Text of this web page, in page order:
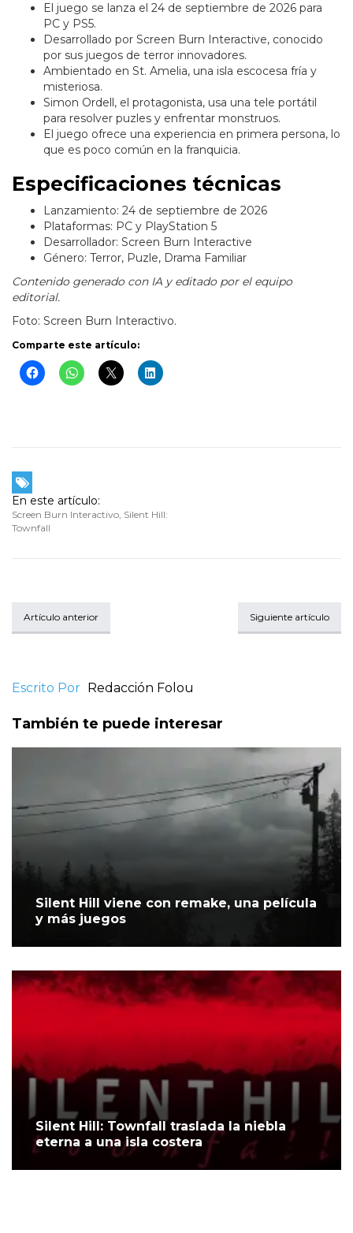
El juego se lanza el 24 de septiembre de 2026 para
PC y PS5.
Desarrollado por Screen Burn Interactive, conocido
por sus juegos de terror innovadores.
Ambientado en St. Amelia, una isla escocesa fría y
misteriosa.
Simon Ordell, el protagonista, usa una tele portátil
para resolver puzles y enfrentar monstruos.
El juego ofrece una experiencia en primera persona, lo
que es poco común en la franquicia.
Especificaciones técnicas
Lanzamiento: 24 de septiembre de 2026
Plataformas: PC y PlayStation 5
Desarrollador: Screen Burn Interactive
Género: Terror, Puzle, Drama Familiar
Contenido generado con IA y editado por el equipo
editorial.
Foto: Screen Burn Interactivo.
Comparte este artículo:
En este artículo:
Screen Burn Interactivo, Silent Hill:
Townfall
Artículo anterior Siguiente artículo
Escrito Por Redacción Folou
También te puede interesar
Silent Hill viene con remake, una película
y más juegos
Silent Hill: Townfall traslada la niebla
eterna a una isla costera